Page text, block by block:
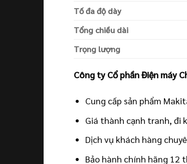
Tố đa độ dày
Tổng chiều dài
Trọng lượng
Công ty Cổ phần Điện máy
Cung cấp sản phẩm
Giá thành cạnh tranh, đi
Dịch vụ khách hàng
Bảo hành chính hãng 12